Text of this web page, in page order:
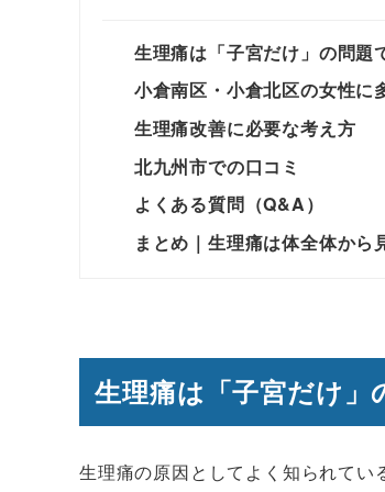
生理痛は「子宮だけ」の問題
小倉南区・小倉北区の女性に
生理痛改善に必要な考え方
北九州市での口コミ
よくある質問（Q&A）
まとめ｜生理痛は体全体から
生理痛は「子宮だけ」
生理痛の原因としてよく知られてい